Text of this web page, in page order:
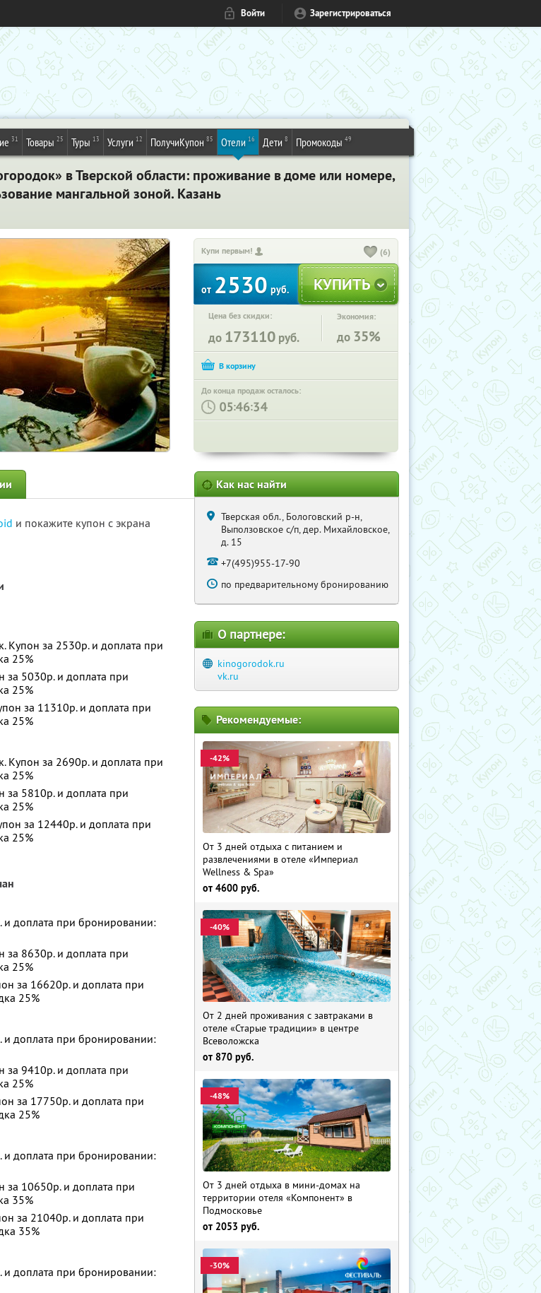
Войти Зарегистрироваться
31 Товары 25 Туры 13 Услуги 12 ПолучиКупон 85 Отели 16 Дети 8 Промокоды 49
в Тверской области: проживание в доме или номере,
мангальной зоной. Казань
Купи первым! (6)
от 2530 руб.
Цена без скидки:
до 173110 руб.
Экономия:
до 35%
До конца продаж осталось:
: :
и покажите купон с экрана
Купон за 2530р. и доплата при
25%
5030р. и доплата при
25%
за 11310р. и доплата при
25%
Купон за 2690р. и доплата при
25%
5810р. и доплата при
25%
за 12440р. и доплата при
25%
и доплата при бронировании:
8630р. и доплата при
25%
за 16620р. и доплата при
25%
и доплата при бронировании:
9410р. и доплата при
25%
за 17750р. и доплата при
25%
и доплата при бронировании:
10650р. и доплата при
35%
за 21040р. и доплата при
35%
и доплата при бронировании:
Как нас найти
Тверская обл., Бологовский р-н,
Выползовское с/п, дер. Михайловское,
д. 15
+7(495)955-17-90
по предварительному бронированию
О партнере:
kinogorodok.ru
vk.ru
Рекомендуемые:
-42%
От 3 дней отдыха с питанием и
развлечениями в отеле «Империал
Wellness & Spa»
от 4600 руб.
-40%
От 2 дней проживания с завтраками в
отеле «Старые традиции» в центре
Всеволожска
от 870 руб.
-48%
От 3 дней отдыха в мини-домах на
территории отеля «Компонент» в
Подмосковье
от 2053 руб.
-30%